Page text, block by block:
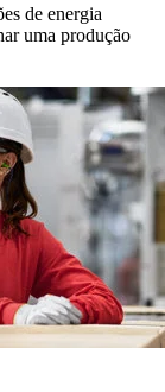
de energia
uma produção